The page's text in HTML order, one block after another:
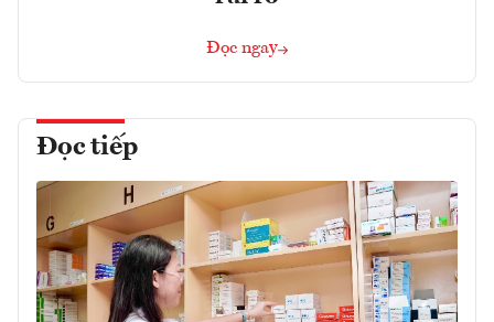
Đọc ngay
Đọc tiếp